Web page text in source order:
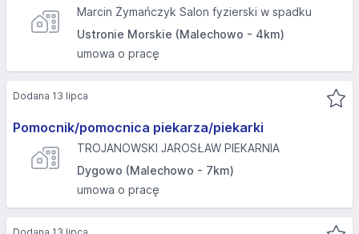
Marcin Żymańczyk Salon fyzierski w spadku
Ustronie Morskie (Malechowo - 4km)
umowa o pracę
Pomocnik/pomocnica piekarza/piekarki
TROJANOWSKI JAROSŁAW PIEKARNIA
Dygowo (Malechowo - 7km)
umowa o pracę
Dodana 13 lipca